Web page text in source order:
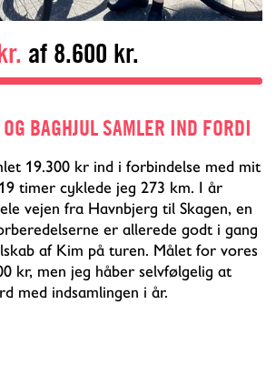
af 8.600 kr.
BAGHJULSAMLER IND FORDI
19.300 kr ind i forbindelse med mit
timer cyklede jeg 273 km. I år
vejen fra Havnbjerg til Skagen, en
er allerede godt i gang
af Kim på turen. Målet for vores
kr, men jeg håber selvfølgelig at
med indsamlingen i år.